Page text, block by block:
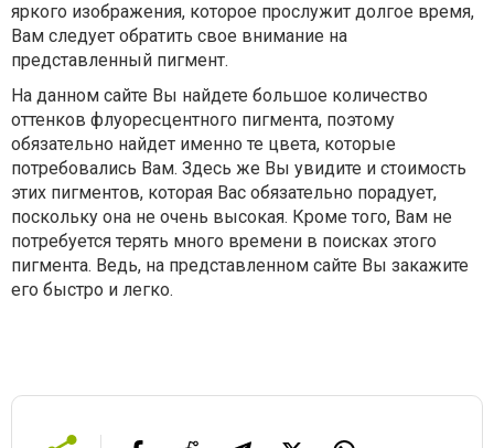
яркого изображения, которое прослужит долгое время,
Вам следует обратить свое внимание на
представленный пигмент.
На данном сайте Вы найдете большое количество
оттенков флуоресцентного пигмента, поэтому
обязательно найдет именно те цвета, которые
потребовались Вам. Здесь же Вы увидите и стоимость
этих пигментов, которая Вас обязательно порадует,
поскольку она не очень высокая. Кроме того, Вам не
потребуется терять много времени в поисках этого
пигмента. Ведь, на представленном сайте Вы закажите
его быстро и легко.